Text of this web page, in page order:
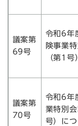
議案第
69号
令和6年
険事業
（第1号
議案第
70号
令和6年
業特別
号）に